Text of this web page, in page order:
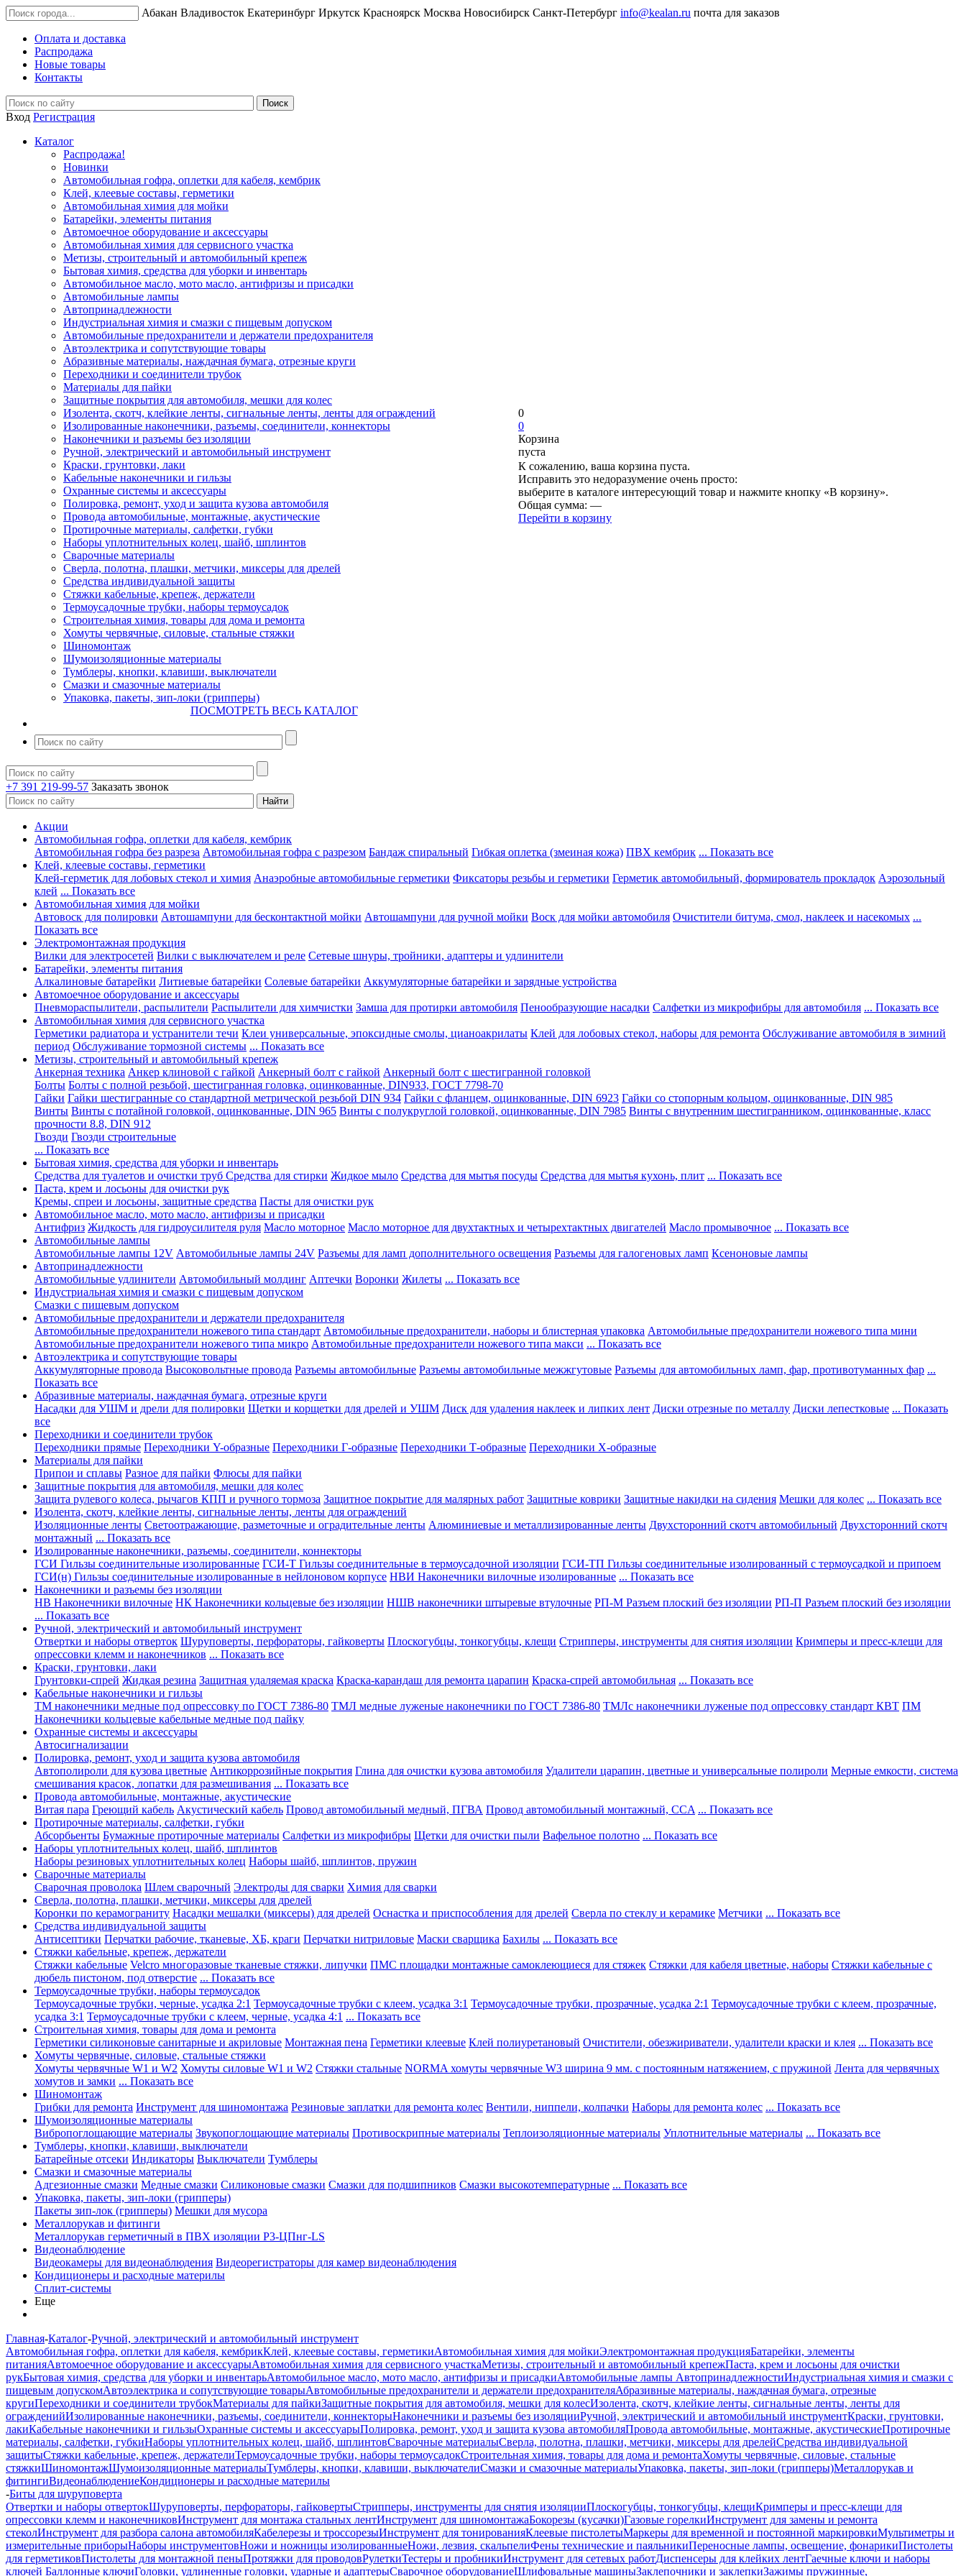
Абакан Владивосток Екатеринбург Иркутск Красноярск Москва Новосибирск Санкт-Петербург info@kealan.ru почта для заказов
Оплата и доставка
Распродажа
Новые товары
Контакты
Вход Регистрация
Каталог
Распродажа!
Новинки
Автомобильная гофра, оплетки для кабеля, кембрик
Клей, клеевые составы, герметики
Автомобильная химия для мойки
Батарейки, элементы питания
Автомоечное оборудование и аксессуары
Автомобильная химия для сервисного участка
Метизы, строительный и автомобильный крепеж
Бытовая химия, средства для уборки и инвентарь
Автомобильное масло, мото масло, антифризы и присадки
Автомобильные лампы
Автопринадлежности
Индустриальная химия и смазки с пищевым допуском
Автомобильные предохранители и держатели предохранителя
Автоэлектрика и сопутствующие товары
Абразивные материалы, наждачная бумага, отрезные круги
Переходники и соединители трубок
Материалы для пайки
Защитные покрытия для автомобиля, мешки для колес
Изолента, скотч, клейкие ленты, сигнальные ленты, ленты для ограждений
Изолированные наконечники, разъемы, соединители, коннекторы
Наконечники и разъемы без изоляции
Ручной, электрический и автомобильный инструмент
Краски, грунтовки, лаки
Кабельные наконечники и гильзы
Охранные системы и аксессуары
Полировка, ремонт, уход и защита кузова автомобиля
Провода автомобильные, монтажные, акустические
Протирочные материалы, салфетки, губки
Наборы уплотнительных колец, шайб, шплинтов
Сварочные материалы
Сверла, полотна, плашки, метчики, миксеры для дрелей
Средства индивидуальной защиты
Стяжки кабельные, крепеж, держатели
Термоусадочные трубки, наборы термоусадок
Строительная химия, товары для дома и ремонта
Хомуты червячные, силовые, стальные стяжки
Шиномонтаж
Шумоизоляционные материалы
Тумблеры, кнопки, клавиши, выключатели
Смазки и смазочные материалы
Упаковка, пакеты, зип-локи (грипперы)
ПОСМОТРЕТЬ ВЕСЬ КАТАЛОГ
+7 391 219-99-57 Заказать звонок
0
0
Корзина
пуста
К сожалению, ваша корзина пуста.
Исправить это недоразумение очень просто:
выберите в каталоге интересующий товар и нажмите кнопку «В корзину».
Общая сумма: —
Перейти в корзину
Акции
Автомобильная гофра, оплетки для кабеля, кембрик
Автомобильная гофра без разреза Автомобильная гофра с разрезом Бандаж спиральный Гибкая оплетка (змеиная кожа) ПВХ кембрик ... Показать все
Клей, клеевые составы, герметики
Клей-герметик для лобовых стекол и химия Анаэробные автомобильные герметики Фиксаторы резьбы и герметики Герметик автомобильный, формирователь прокладок Аэрозольный
клей ... Показать все
Автомобильная химия для мойки
Автовоск для полировки Автошампуни для бесконтактной мойки Автошампуни для ручной мойки Воск для мойки автомобиля Очистители битума, смол, наклеек и насекомых ...
Показать все
Электромонтажная продукция
Вилки для электросетей Вилки с выключателем и реле Сетевые шнуры, тройники, адаптеры и удлинители
Батарейки, элементы питания
Алкалиновые батарейки Литиевые батарейки Солевые батарейки Аккумуляторные батарейки и зарядные устройства
Автомоечное оборудование и аксессуары
Пневмораспылители, распылители Распылители для химчистки Замша для протирки автомобиля Пенообразующие насадки Салфетки из микрофибры для автомобиля ... Показать все
Автомобильная химия для сервисного участка
Герметики радиатора и устранители течи Клеи универсальные, эпоксидные смолы, цианоакрилаты Клей для лобовых стекол, наборы для ремонта Обслуживание автомобиля в зимний
период Обслуживание тормозной системы ... Показать все
Метизы, строительный и автомобильный крепеж
Анкерная техника Анкер клиновой с гайкой Анкерный болт с гайкой Анкерный болт с шестигранной головкой
Болты Болты с полной резьбой, шестигранная головка, оцинкованные, DIN933, ГОСТ 7798-70
Гайки Гайки шестигранные со стандартной метрической резьбой DIN 934 Гайки с фланцем, оцинкованные, DIN 6923 Гайки со стопорным кольцом, оцинкованные, DIN 985
Винты Винты с потайной головкой, оцинкованные, DIN 965 Винты с полукруглой головкой, оцинкованные, DIN 7985 Винты с внутренним шестигранником, оцинкованные, класс
прочности 8.8, DIN 912
Гвозди Гвозди строительные
... Показать все
Бытовая химия, средства для уборки и инвентарь
Средства для туалетов и очистки труб Средства для стирки Жидкое мыло Средства для мытья посуды Средства для мытья кухонь, плит ... Показать все
Паста, крем и лосьоны для очистки рук
Кремы, спреи и лосьоны, защитные средства Пасты для очистки рук
Автомобильное масло, мото масло, антифризы и присадки
Антифриз Жидкость для гидроусилителя руля Масло моторное Масло моторное для двухтактных и четырехтактных двигателей Масло промывочное ... Показать все
Автомобильные лампы
Автомобильные лампы 12V Автомобильные лампы 24V Разъемы для ламп дополнительного освещения Разъемы для галогеновых ламп Ксеноновые лампы
Автопринадлежности
Автомобильные удлинители Автомобильный молдинг Аптечки Воронки Жилеты ... Показать все
Индустриальная химия и смазки с пищевым допуском
Смазки с пищевым допуском
Автомобильные предохранители и держатели предохранителя
Автомобильные предохранители ножевого типа стандарт Автомобильные предохранители, наборы и блистерная упаковка Автомобильные предохранители ножевого типа мини
Автомобильные предохранители ножевого типа микро Автомобильные предохранители ножевого типа макси ... Показать все
Автоэлектрика и сопутствующие товары
Аккумуляторные провода Высоковольтные провода Разъемы автомобильные Разъемы автомобильные межжгутовые Разъемы для автомобильных ламп, фар, противотуманных фар ...
Показать все
Абразивные материалы, наждачная бумага, отрезные круги
Насадки для УШМ и дрели для полировки Щетки и корщетки для дрелей и УШМ Диск для удаления наклеек и липких лент Диски отрезные по металлу Диски лепестковые ... Показать
все
Переходники и соединители трубок
Переходники прямые Переходники Y-образные Переходники Г-образные Переходники Т-образные Переходники Х-образные
Материалы для пайки
Припои и сплавы Разное для пайки Флюсы для пайки
Защитные покрытия для автомобиля, мешки для колес
Защита рулевого колеса, рычагов КПП и ручного тормоза Защитное покрытие для малярных работ Защитные коврики Защитные накидки на сидения Мешки для колес ... Показать все
Изолента, скотч, клейкие ленты, сигнальные ленты, ленты для ограждений
Изоляционные ленты Светоотражающие, разметочные и оградительные ленты Алюминиевые и металлизированные ленты Двухсторонний скотч автомобильный Двухсторонний скотч
монтажный ... Показать все
Изолированные наконечники, разъемы, соединители, коннекторы
ГСИ Гильзы соединительные изолированные ГСИ-Т Гильзы соединительные в термоусадочной изоляции ГСИ-ТП Гильзы соединительные изолированный с термоусадкой и припоем
ГСИ(н) Гильзы соединительные изолированные в нейлоновом корпусе НВИ Наконечники вилочные изолированные ... Показать все
Наконечники и разъемы без изоляции
НВ Наконечники вилочные НК Наконечники кольцевые без изоляции НШВ наконечники штыревые втулочные РП-М Разъем плоский без изоляции РП-П Разъем плоский без изоляции
... Показать все
Ручной, электрический и автомобильный инструмент
Отвертки и наборы отверток Шуруповерты, перфораторы, гайковерты Плоскогубцы, тонкогубцы, клещи Стрипперы, инструменты для снятия изоляции Кримперы и пресс-клещи для
опрессовки клемм и наконечников ... Показать все
Краски, грунтовки, лаки
Грунтовки-спрей Жидкая резина Защитная удаляемая краска Краска-карандаш для ремонта царапин Краска-спрей автомобильная ... Показать все
Кабельные наконечники и гильзы
ТМ наконечники медные под опрессовку по ГОСТ 7386-80 ТМЛ медные луженые наконечники по ГОСТ 7386-80 ТМЛс наконечники луженые под опрессовку стандарт КВТ ПМ
Наконечники кольцевые кабельные медные под пайку
Охранные системы и аксессуары
Автосигнализации
Полировка, ремонт, уход и защита кузова автомобиля
Автополироли для кузова цветные Антикоррозийные покрытия Глина для очистки кузова автомобиля Удалители царапин, цветные и универсальные полироли Мерные емкости, система
смешивания красок, лопатки для размешивания ... Показать все
Провода автомобильные, монтажные, акустические
Витая пара Греющий кабель Акустический кабель Провод автомобильный медный, ПГВА Провод автомобильный монтажный, CCA ... Показать все
Протирочные материалы, салфетки, губки
Абсорбьенты Бумажные протирочные материалы Салфетки из микрофибры Щетки для очистки пыли Вафельное полотно ... Показать все
Наборы уплотнительных колец, шайб, шплинтов
Наборы резиновых уплотнительных колец Наборы шайб, шплинтов, пружин
Сварочные материалы
Сварочная проволока Шлем сварочный Электроды для сварки Химия для сварки
Сверла, полотна, плашки, метчики, миксеры для дрелей
Коронки по керамограниту Насадки мешалки (миксеры) для дрелей Оснастка и приспособления для дрелей Сверла по стеклу и керамике Метчики ... Показать все
Средства индивидуальной защиты
Антисептики Перчатки рабочие, тканевые, ХБ, краги Перчатки нитриловые Маски сварщика Бахилы ... Показать все
Стяжки кабельные, крепеж, держатели
Стяжки кабельные Velcro многоразовые тканевые стяжки, липучки ПМС площадки монтажные самоклеющиеся для стяжек Стяжки для кабеля цветные, наборы Стяжки кабельные с
дюбель пистоном, под отверстие ... Показать все
Термоусадочные трубки, наборы термоусадок
Термоусадочные трубки, черные, усадка 2:1 Термоусадочные трубки с клеем, усадка 3:1 Термоусадочные трубки, прозрачные, усадка 2:1 Термоусадочные трубки с клеем, прозрачные,
усадка 3:1 Термоусадочные трубки с клеем, черные, усадка 4:1 ... Показать все
Строительная химия, товары для дома и ремонта
Герметики силиконовые санитарные и акриловые Монтажная пена Герметики клеевые Клей полиуретановый Очистители, обезжириватели, удалители краски и клея ... Показать все
Хомуты червячные, силовые, стальные стяжки
Хомуты червячные W1 и W2 Хомуты силовые W1 и W2 Стяжки стальные NORMA хомуты червячные W3 ширина 9 мм. с постоянным натяжением, с пружиной Лента для червячных
хомутов и замки ... Показать все
Шиномонтаж
Грибки для ремонта Инструмент для шиномонтажа Резиновые заплатки для ремонта колес Вентили, ниппели, колпачки Наборы для ремонта колес ... Показать все
Шумоизоляционные материалы
Вибропоглощающие материалы Звукопоглощающие материалы Противоскрипные материалы Теплоизоляционные материалы Уплотнительные материалы ... Показать все
Тумблеры, кнопки, клавиши, выключатели
Батарейные отсеки Индикаторы Выключатели Тумблеры
Смазки и смазочные материалы
Адгезионные смазки Медные смазки Силиконовые смазки Смазки для подшипников Смазки высокотемпературные ... Показать все
Упаковка, пакеты, зип-локи (грипперы)
Пакеты зип-лок (грипперы) Мешки для мусора
Металлорукав и фитинги
Металлорукав герметичный в ПВХ изоляции Р3-ЦПнг-LS
Видеонаблюдение
Видеокамеры для видеонаблюдения Видеорегистраторы для камер видеонаблюдения
Кондиционеры и расходные материлы
Сплит-системы
Еще
Главная-Каталог-Ручной, электрический и автомобильный инструмент
Автомобильная гофра, оплетки для кабеля, кембрикКлей, клеевые составы, герметикиАвтомобильная химия для мойкиЭлектромонтажная продукцияБатарейки, элементы
питанияАвтомоечное оборудование и аксессуарыАвтомобильная химия для сервисного участкаМетизы, строительный и автомобильный крепежПаста, крем и лосьоны для очистки
рукБытовая химия, средства для уборки и инвентарьАвтомобильное масло, мото масло, антифризы и присадкиАвтомобильные лампы АвтопринадлежностиИндустриальная химия и смазки с
пищевым допускомАвтоэлектрика и сопутствующие товарыАвтомобильные предохранители и держатели предохранителяАбразивные материалы, наждачная бумага, отрезные
кругиПереходники и соединители трубокМатериалы для пайкиЗащитные покрытия для автомобиля, мешки для колесИзолента, скотч, клейкие ленты, сигнальные ленты, ленты для
огражденийИзолированные наконечники, разъемы, соединители, коннекторыНаконечники и разъемы без изоляцииРучной, электрический и автомобильный инструментКраски, грунтовки,
лакиКабельные наконечники и гильзыОхранные системы и аксессуарыПолировка, ремонт, уход и защита кузова автомобиляПровода автомобильные, монтажные, акустическиеПротирочные
материалы, салфетки, губкиНаборы уплотнительных колец, шайб, шплинтовСварочные материалыСверла, полотна, плашки, метчики, миксеры для дрелейСредства индивидуальной
защитыСтяжки кабельные, крепеж, держателиТермоусадочные трубки, наборы термоусадокСтроительная химия, товары для дома и ремонтаХомуты червячные, силовые, стальные
стяжкиШиномонтажШумоизоляционные материалыТумблеры, кнопки, клавиши, выключателиСмазки и смазочные материалыУпаковка, пакеты, зип-локи (грипперы)Металлорукав и
фитингиВидеонаблюдениеКондиционеры и расходные материлы
-Биты для шуруповерта
Отвертки и наборы отвертокШуруповерты, перфораторы, гайковертыСтрипперы, инструменты для снятия изоляцииПлоскогубцы, тонкогубцы, клещиКримперы и пресс-клещи для
опрессовки клемм и наконечниковИнструмент для монтажа стальных лентИнструмент для шиномонтажаБокорезы (кусачки)Газовые горелкиИнструмент для замены и ремонта
стеколИнструмент для разбора салона автомобиляКабелерезы и троссорезыИнструмент для тонированияКлеевые пистолетыМаркеры для временной и постоянной маркировкиМультиметры и
измерительные приборыНаборы инструментовНожи и ножницы изолированныеНожи, лезвия, скальпелиФены технические и паяльникиПереносные лампы, освещение, фонарикиПистолеты
для герметиковПистолеты для монтажной пеныПротяжки для проводовРулеткиТестеры и пробникиИнструмент для сетевых работДиспенсеры для клейких лентГаечные ключи и наборы
ключей Баллонные ключиГоловки, удлиненные головки, ударные и адаптерыСварочное оборудованиеШлифовальные машиныЗаклепочники и заклепкиЗажимы пружинные,